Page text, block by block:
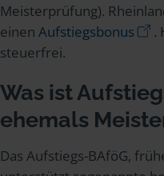
Meisterprüfung).
einen Aufstiegsbonus
.
steuerfrei.
Was ist
ehemals
Das Aufstiegs-BAföG,